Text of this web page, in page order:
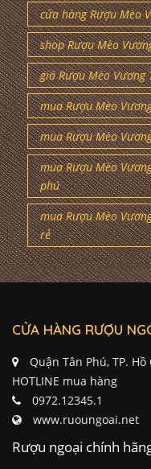
cửa hàng Rượu Mèo
shop Rượu Mèo
giá Rượu Mèo Vương
mua Rượu Mèo
mua Rượu Mèo
mua Rượu Mèo
phú
mua Rượu Mèo
rẻ
CỬA HÀNG RƯỢU
Quận Tân Phú, TP.
HOTLINE mua hàng
0972.12345.1
www.ruoungoai.net
Rượu ngoại chính